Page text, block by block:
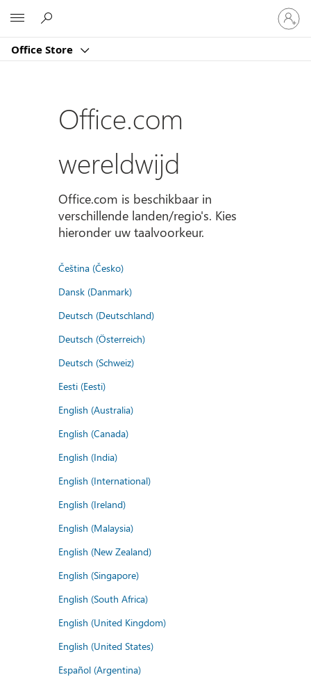
Office Store
Meld
je
aan
je
Office.com
wereldwijd
Office.com is beschikbaar in
verschillende landen/regio's. Kies
hieronder uw taalvoorkeur.
Čeština (Česko)
Dansk (Danmark)
Deutsch (Deutschland)
Deutsch (Österreich)
Deutsch (Schweiz)
Eesti (Eesti)
English (Australia)
English (Canada)
English (India)
English (International)
English (Ireland)
English (Malaysia)
English (New Zealand)
English (Singapore)
English (South Africa)
English (United Kingdom)
English (United States)
Español (Argentina)